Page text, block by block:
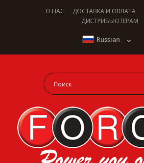
О НАС ДОСТАВКА И ОПЛАТА
ДИСТРИБЬЮТЕРАМ
Russian